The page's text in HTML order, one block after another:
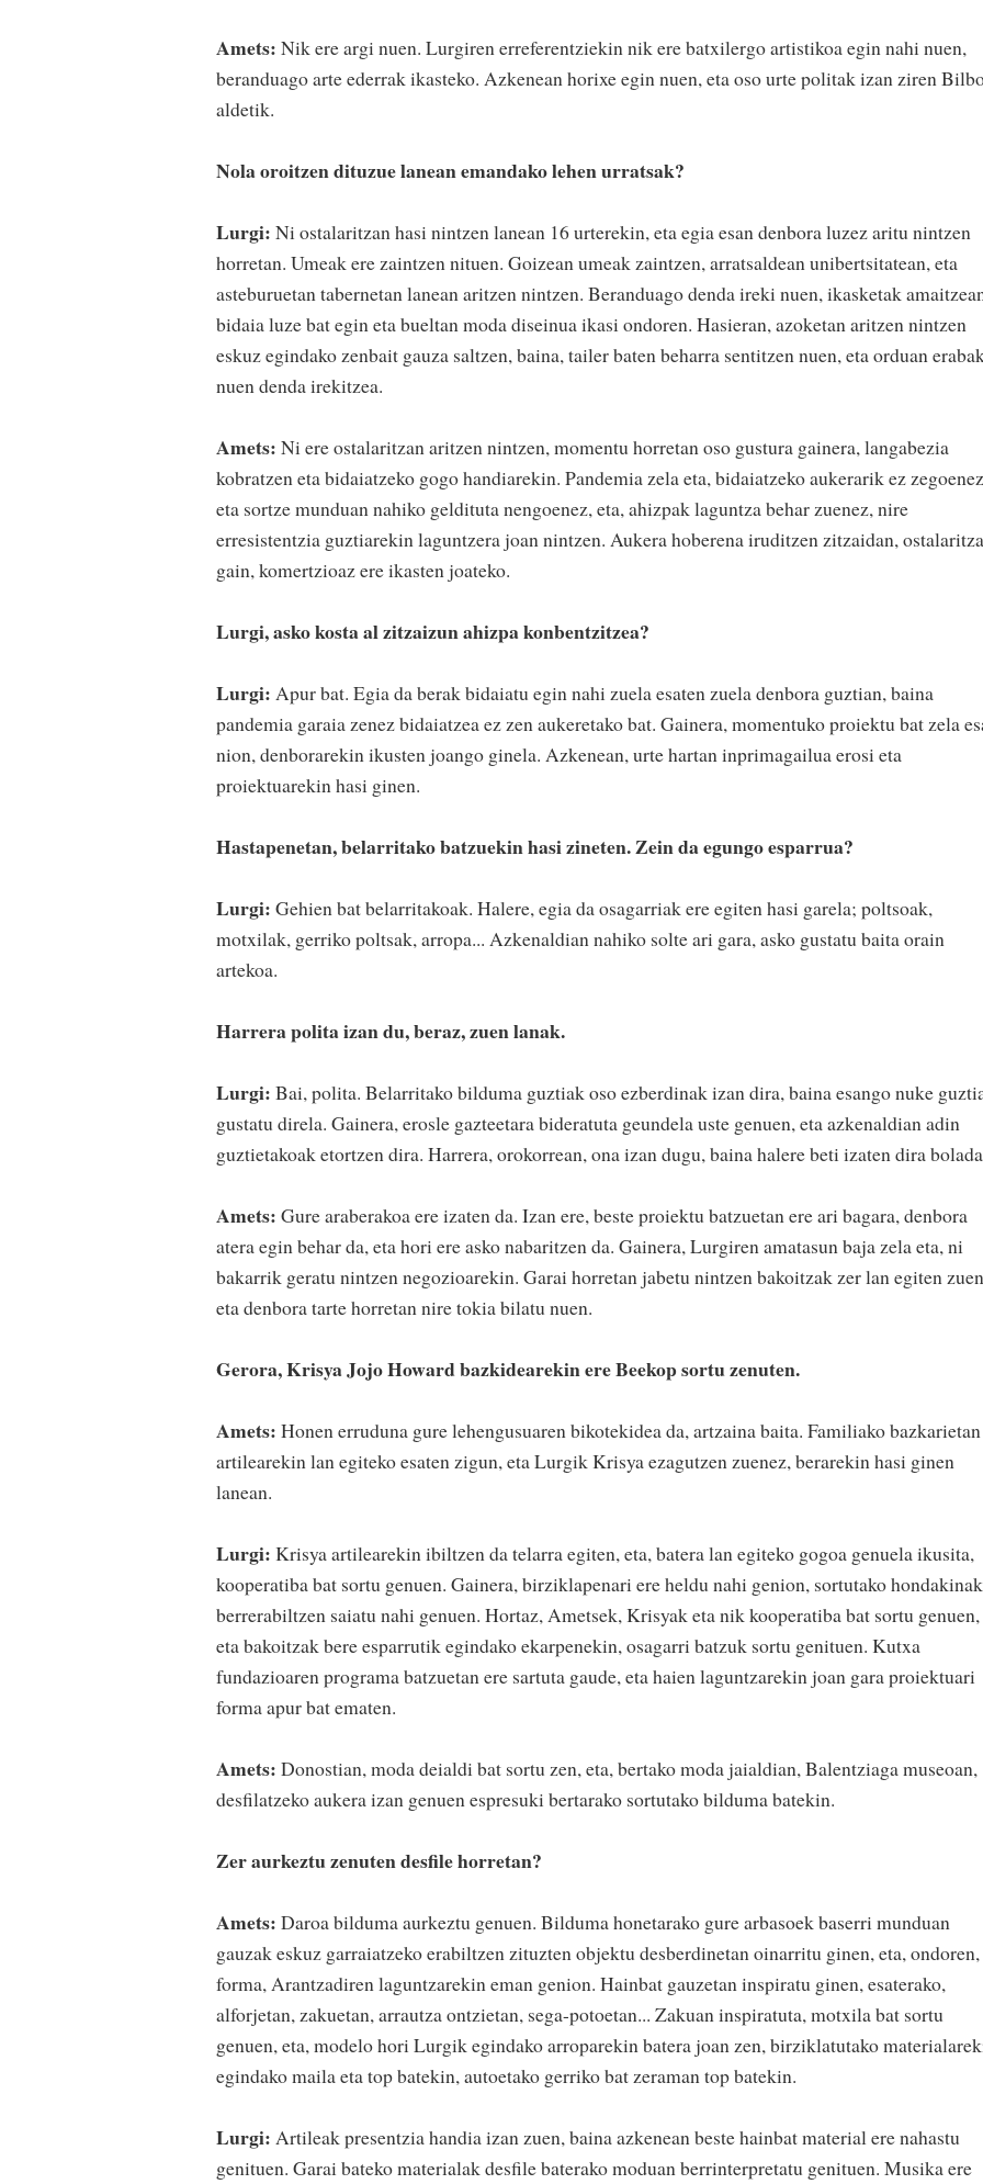
Amets: Nik ere argi nuen. Lurgiren erreferentziekin nik ere batxilergo artistikoa egin nahi nuen,
beranduago arte ederrak ikasteko. Azkenean horixe egin nuen, eta oso urte politak izan ziren
aldetik.
Nola oroitzen dituzue lanean emandako lehen urratsak?
Lurgi: Ni ostalaritzan hasi nintzen lanean 16 urterekin, eta egia esan denbora luzez aritu nintzen
horretan. Umeak ere zaintzen nituen. Goizean umeak zaintzen, arratsaldean unibertsitatean, eta
asteburuetan tabernetan lanean aritzen nintzen. Beranduago denda ireki nuen, ikasketak
bidaia luze bat egin eta bueltan moda diseinua ikasi ondoren. Hasieran, azoketan aritzen nintzen
eskuz egindako zenbait gauza saltzen, baina, tailer baten beharra sentitzen nuen, eta orduan
nuen denda irekitzea.
Amets: Ni ere ostalaritzan aritzen nintzen, momentu horretan oso gustura gainera, langabezia
kobratzen eta bidaiatzeko gogo handiarekin. Pandemia zela eta, bidaiatzeko aukerarik ez zegoenez
eta sortze munduan nahiko geldituta nengoenez, eta, ahizpak laguntza behar zuenez, nire
erresistentzia guztiarekin laguntzera joan nintzen. Aukera hoberena iruditzen zitzaidan,
gain, komertzioaz ere ikasten joateko.
Lurgi, asko kosta al zitzaizun ahizpa konbentzitzea?
Lurgi: Apur bat. Egia da berak bidaiatu egin nahi zuela esaten zuela denbora guztian, baina
pandemia garaia zenez bidaiatzea ez zen aukeretako bat. Gainera, momentuko proiektu bat zela
nion, denborarekin ikusten joango ginela. Azkenean, urte hartan inprimagailua erosi eta
proiektuarekin hasi ginen.
Hastapenetan, belarritako batzuekin hasi zineten. Zein da egungo esparrua?
Lurgi: Gehien bat belarritakoak. Halere, egia da osagarriak ere egiten hasi garela; poltsoak,
motxilak, gerriko poltsak, arropa... Azkenaldian nahiko solte ari gara, asko gustatu baita orain
artekoa.
Harrera polita izan du, beraz, zuen lanak.
Lurgi: Bai, polita. Belarritako bilduma guztiak oso ezberdinak izan dira, baina esango nuke
gustatu direla. Gainera, erosle gazteetara bideratuta geundela uste genuen, eta azkenaldian adin
guztietakoak etortzen dira. Harrera, orokorrean, ona izan dugu, baina halere beti izaten dira
Amets: Gure araberakoa ere izaten da. Izan ere, beste proiektu batzuetan ere ari bagara, denbora
atera egin behar da, eta hori ere asko nabaritzen da. Gainera, Lurgiren amatasun baja zela eta, ni
bakarrik geratu nintzen negozioarekin. Garai horretan jabetu nintzen bakoitzak zer lan egiten
eta denbora tarte horretan nire tokia bilatu nuen.
Gerora, Krisya Jojo Howard bazkidearekin ere Beekop sortu zenuten.
Amets: Honen erruduna gure lehengusuaren bikotekidea da, artzaina baita. Familiako bazkarietan
artilearekin lan egiteko esaten zigun, eta Lurgik Krisya ezagutzen zuenez, berarekin hasi ginen
lanean.
Lurgi: Krisya artilearekin ibiltzen da telarra egiten, eta, batera lan egiteko gogoa genuela ikusita,
kooperatiba bat sortu genuen. Gainera, birziklapenari ere heldu nahi genion, sortutako hondakinak
berrerabiltzen saiatu nahi genuen. Hortaz, Ametsek, Krisyak eta nik kooperatiba bat sortu genuen,
eta bakoitzak bere esparrutik egindako ekarpenekin, osagarri batzuk sortu genituen. Kutxa
fundazioaren programa batzuetan ere sartuta gaude, eta haien laguntzarekin joan gara proiektuari
forma apur bat ematen.
Amets: Donostian, moda deialdi bat sortu zen, eta, bertako moda jaialdian, Balentziaga museoan,
desfilatzeko aukera izan genuen espresuki bertarako sortutako bilduma batekin.
Zer aurkeztu zenuten desfile horretan?
Amets: Daroa bilduma aurkeztu genuen. Bilduma honetarako gure arbasoek baserri munduan
gauzak eskuz garraiatzeko erabiltzen zituzten objektu desberdinetan oinarritu ginen, eta, ondoren,
forma, Arantzadiren laguntzarekin eman genion. Hainbat gauzetan inspiratu ginen, esaterako,
alforjetan, zakuetan, arrautza ontzietan, sega-potoetan... Zakuan inspiratuta, motxila bat sortu
genuen, eta, modelo hori Lurgik egindako arroparekin batera joan zen, birziklatutako
egindako maila eta top batekin, autoetako gerriko bat zeraman top batekin.
Lurgi: Artileak presentzia handia izan zuen, baina azkenean beste hainbat material ere nahastu
genituen. Garai bateko materialak desfile baterako moduan berrinterpretatu genituen. Musika ere